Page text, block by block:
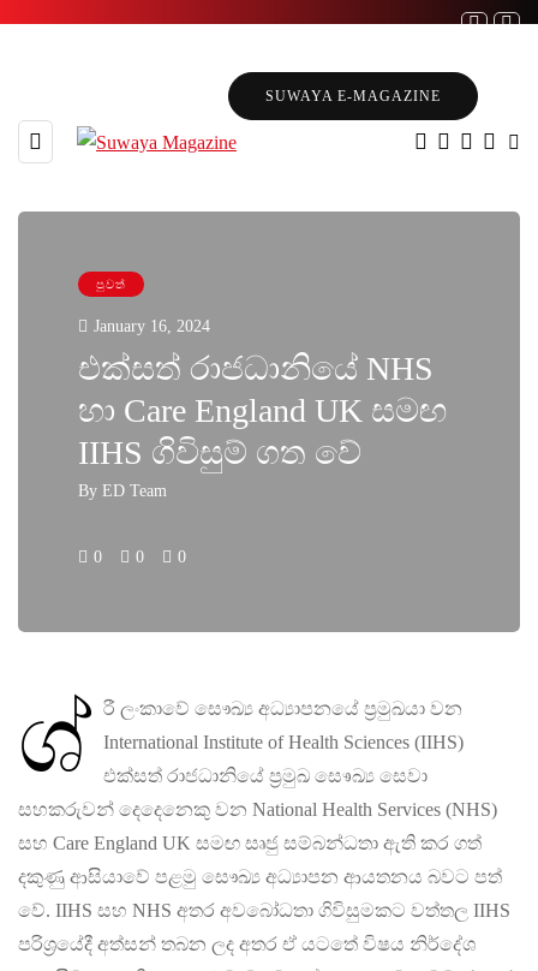
SUWAYA E-MAGAZINE
පුවත්
January 16, 2024
එක්සත් රාජධානියේ NHS
හා Care England UK සමඟ
IIHS ගිවිසුම් ගත වේ
By ED Team
0 0 0
ශ්‍ රී ලංකාවේ සෞඛ්‍ය අධ්‍යාපනයේ ප්‍රමුඛයා වන
International Institute of Health Sciences (IIHS)
එක්සත් රාජධානියේ ප්‍රමුඛ සෙෳඛ්‍ය සෙවා
සහකරුවන් දෙදෙනෙකු වන National Health Services (NHS)
සහ Care England UK සමඟ සෘජු සම්බන්ධතා ඇති කර ගත්
දකුණු ආසියාවේ පළමු සෞඛ්‍ය අධ්‍යාපන ආයතනය බවට පත්
වේ. IIHS සහ NHS අතර අවබෝධතා ගිවිසුමකට වත්තල IIHS
පරිශ්‍රයේදී අත්සන් තබන ලද අතර ඒ යටතේ විෂය නිර්දේශ